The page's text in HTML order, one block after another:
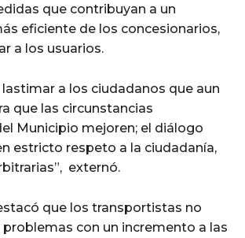
que contribuyan a un
eficiente de los concesionarios,
a los usuarios.
a los ciudadanos que aun
que las circunstancias
Municipio mejoren; el diálogo
estricto respeto a la ciudadanía,
externó.
que los transportistas no
problemas con un incremento a las